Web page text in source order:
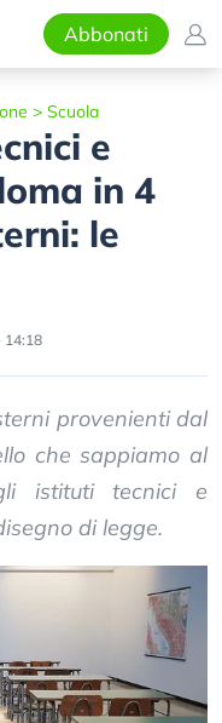
Abbonati
> Scuola
e
in 4
le
14:18
provenienti dal
che sappiamo al
istituti tecnici e
di legge.